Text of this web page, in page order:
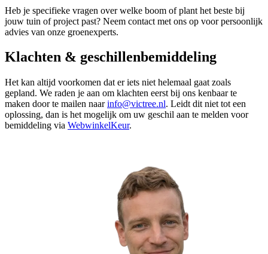
Heb je specifieke vragen over welke boom of plant het beste bij
jouw tuin of project past? Neem contact met ons op voor persoonlijk
advies van onze groenexperts.
Klachten & geschillenbemiddeling
Het kan altijd voorkomen dat er iets niet helemaal gaat zoals
gepland. We raden je aan om klachten eerst bij ons kenbaar te
maken door te mailen naarinfo@victree.nl. Leidt dit niet tot een
oplossing, dan is het mogelijk om uw geschil aan te melden voor
bemiddeling via WebwinkelKeur.